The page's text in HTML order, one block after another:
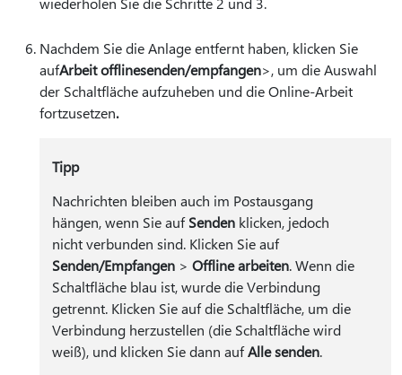
Nachdem Sie die Anlage entfernt haben, klicken Sie
aufArbeit offlinesenden/empfangen>, um die Auswahl
der Schaltfläche aufzuheben und die Online-Arbeit
fortzusetzen.
Tipp
Nachrichten bleiben auch im Postausgang
hängen, wenn Sie aufSendenklicken, jedoch
nicht verbunden sind. Klicken Sie auf
Senden/Empfangen> Offline arbeiten. Wenn die
Schaltfläche blau ist, wurde die Verbindung
getrennt. Klicken Sie auf die Schaltfläche, um die
Verbindung herzustellen (die Schaltfläche wird
weiß), und klicken Sie dann aufAlle senden.